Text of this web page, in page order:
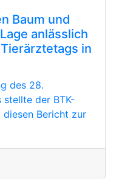
Baum und
anlässlich
in
des 28.
stellte der BTK-
diesen Bericht zur